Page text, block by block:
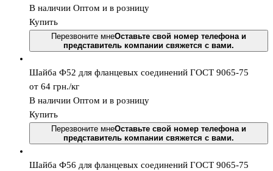
В наличии Оптом и в розницу
Купить
Перезвоните мнеОставьте свой номер телефона и
представитель компании свяжется с вами.
Шайба Ф52 для фланцевых соединений ГОСТ 9065-75
от 64 грн./кг
В наличии Оптом и в розницу
Купить
Перезвоните мнеОставьте свой номер телефона и
представитель компании свяжется с вами.
Шайба Ф56 для фланцевых соединений ГОСТ 9065-75